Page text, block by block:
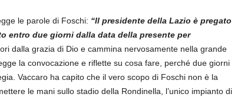
le parole di Foschi: “Il presidente della Lazio è pregato
entro due giorni dalla data della presente per
dalla grazia di Dio e cammina nervosamente nella grande
la convocazione e riflette su cosa fare, perché due giorni
Vaccaro ha capito che il vero scopo di Foschi non è la
le mani sullo stadio della Rondinella, l’unico impianto di